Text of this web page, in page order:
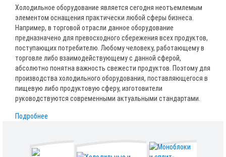
Холодильное оборудование является сегодня неотъемлемым
элементом оснащения практически любой сферы бизнеса.
Например, в торговой отрасли данное оборудование
предназначено для превосходного сбережения всех продуктов,
поступающих потребителю. Любому человеку, работающему в
торговле либо взаимодействующему с данной сферой,
абсолютно понятна важность свежести продуктов. Поэтому для
производства холодильного оборудования, поставляющегося в
пищевую либо продуктовую сферу, изготовители
руководствуются современными актуальными стандартами.
Подробнее